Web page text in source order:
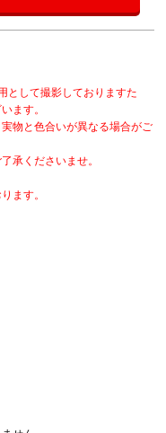
として撮影しておりますた
ます。
物と色合いが異なる場合がご
承くださいませ。
ます。